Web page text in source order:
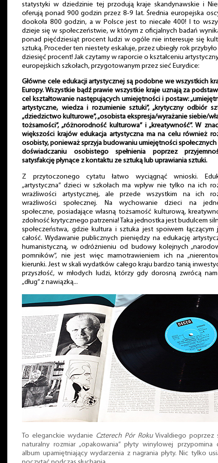
statystyki w dziedzinie tej przodują kraje skandynawskie i
oferują ponad 900 godzin przez 8-9 lat. Średnia europejska
dookoła 800 godzin, a w Polsce jest to niecałe 400! I to
dzieje się w społeczeństwie, w którym z oficjalnych badań
ponad pięćdziesiąt procent ludzi w ogóle nie interesuje się
sztuką. Proceder ten niestety eskaluje, przez ubiegły rok przybyło
dziesięć procent! Jak czytamy w raporcie o kształceniu
europejskich szkołach, przygotowanym przez sieć Eurydice:
Główne cele edukacji artystycznej są podobne we wszystkich
Europy. Wszystkie bądź prawie wszystkie kraje uznają za
cel kształtowanie następujących umiejętności i postaw:
artystyczne, wiedza i rozumienie sztuki”, „krytyczny odbiór
„dziedzictwo kulturowe”, „osobista ekspresja/wyrażanie siebie/
tożsamości”, „różnorodność kulturowa” i „kreatywność”. W
większości krajów edukacja artystyczna ma na celu również
osobisty, ponieważ sprzyja budowaniu umiejętności społecznych
doświadczaniu osobistego spełnienia poprzez
satysfakcję płynące z kontaktu ze sztuką lub uprawiania sztuki.
Z przytoczonego cytatu łatwo wyciągnąć wnioski.
„artystyczna” dzieci w szkołach ma wpływ nie tylko na ich
wrażliwości artystycznej, ale przede wszystkim na ich
wrażliwości społecznej. Na wychowanie dzieci na
społeczne, posiadające własną tożsamość kulturową,
zdolność krytycznego patrzenia! Taka jednostka jest budulcem
społeczeństwa, gdzie kultura i sztuka jest spoiwem łączącym
całość. Wydawanie publicznych pieniędzy na edukację
humanistyczną, w odróżnieniu od budowy kolejnych
pomników”, nie jest więc marnotrawieniem ich na
kierunki. Jest w skali wydatków całego kraju bardzo tanią
przyszłość, w młodych ludzi, którzy gdy dorosną zwrócą
„dług” z nawiązką...
To eleganckie wydanie Czterech Pór RokuVivaldiego poprzez
naturalny rozmiar „opakowania” płyty winylowej przypomina
album upamiętniający wydarzenia z nagrania płyty. Nic tylko